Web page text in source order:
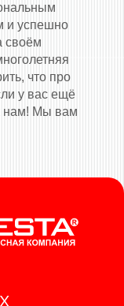
и успешно
своём
что про
у вас ещё
нам! Мы вам